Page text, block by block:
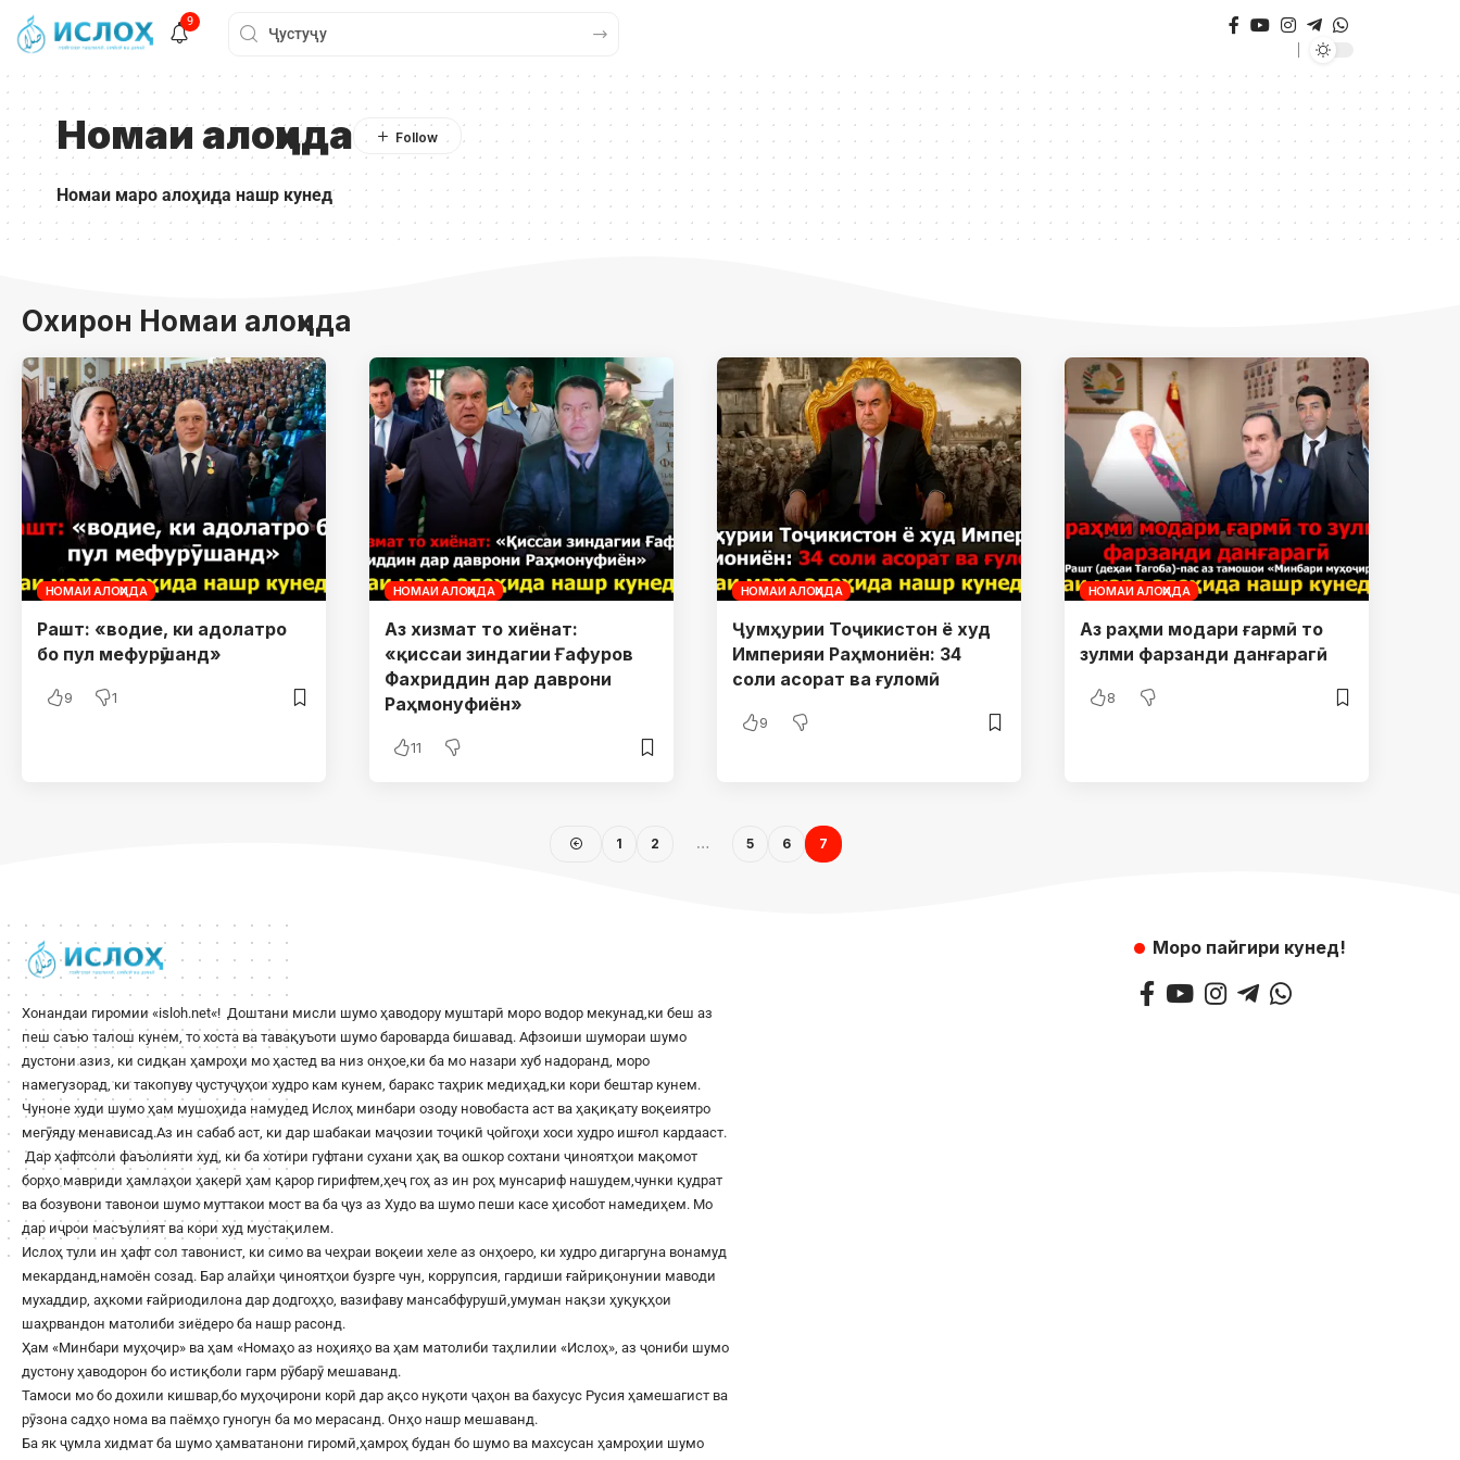
9
Номаи алоҳида
Номаи маро алоҳида нашр кунед
Охирон Номаи алоҳида
НОМАИ АЛОҲИДА
Рашт: «водие, ки адолатро
бо пул мефурӯшанд»
9 1
НОМАИ АЛОҲИДА
Аз хизмат то хиёнат:
«қиссаи зиндагии Ғафуров
Фахриддин дар даврони
Раҳмонуфиён»
11
НОМАИ АЛОҲИДА
Ҷумҳурии Тоҷикистон ё худ
Империяи Раҳмониён: 34
соли асорат ва ғуломӣ
9
НОМАИ АЛОҲИДА
Аз раҳми модари ғармӣ то
зулми фарзанди данғарагӣ
8
1 2 … 5 6 7
Хонандаи гиромии «isloh.net«! Доштани мисли шумо ҳаводору муштарӣ моро водор мекунад,ки беш аз
пеш саъю талош кунем, то хоста ва тавақуъоти шумо бароварда бишавад. Афзоиши шумораи шумо
дустони азиз, ки сидқан ҳамроҳи мо ҳастед ва низ онҳое,ки ба мо назари хуб надоранд, моро
намегузорад, ки такопуву ҷустуҷуҳои худро кам кунем, баракс таҳрик медиҳад,ки кори бештар кунем.
Чуноне худи шумо ҳам мушоҳида намудед Ислоҳ минбари озоду новобаста аст ва ҳақиқату воқеиятро
мегӯяду менависад.Аз ин сабаб аст, ки дар шабакаи маҷозии тоҷикӣ ҷойгоҳи хоси худро ишғол кардааст.
Дар ҳафтсоли фаъолияти худ, ки ба хотири гуфтани сухани ҳақ ва ошкор сохтани ҷиноятҳои мақомот
борҳо мавриди ҳамлаҳои ҳакерӣ ҳам қарор гирифтем,ҳеҷ гоҳ аз ин роҳ мунсариф нашудем,чунки қудрат
ва бозувони тавонои шумо муттакои мост ва ба ҷуз аз Худо ва шумо пеши касе ҳисобот намедиҳем. Мо
дар иҷрои масъулият ва кори худ мустақилем.
Ислоҳ тули ин ҳафт сол тавонист, ки симо ва чеҳраи воқеии хеле аз онҳоеро, ки худро дигаргуна вонамуд
мекарданд,намоён созад. Бар алайҳи ҷиноятҳои бузрге чун, коррупсия, гардиши ғайриқонунии маводи
мухаддир, аҳкоми ғайриодилона дар додгоҳҳо, вазифаву мансабфурушӣ,умуман нақзи ҳуқуқҳои
шаҳрвандон матолиби зиёдеро ба нашр расонд.
Ҳам «Минбари муҳоҷир» ва ҳам «Номаҳо аз ноҳияҳо ва ҳам матолиби таҳлилии «Ислоҳ», аз ҷониби шумо
дустону ҳаводорон бо истиқболи гарм рӯбарӯ мешаванд.
Тамоси мо бо дохили кишвар,бо муҳоҷирони корӣ дар ақсо нуқоти ҷаҳон ва бахусус Русия ҳамешагист ва
рӯзона садҳо нома ва паёмҳо гуногун ба мо мерасанд. Онҳо нашр мешаванд.
Ба як ҷумла хидмат ба шумо ҳамватанони гиромӣ,ҳамроҳ будан бо шумо ва махсусан ҳамроҳии шумо
Моро пайгири кунед!